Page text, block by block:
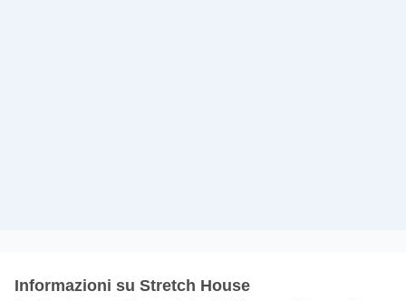
Informazioni su Stretch House